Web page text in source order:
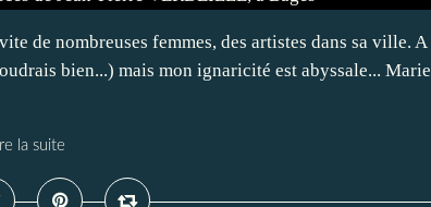
de nombreuses femmes, des artistes dans sa ville. A
bien...) mais mon ignaricité est abyssale... Marie
la suite